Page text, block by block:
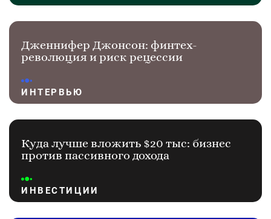
Дженнифер Джонсон: финтех-
революция и риск рецессии
ИНТЕРВЬЮ
Куда лучше вложить $20 тыс: бизнес
против пассивного дохода
ИНВЕСТИЦИИ